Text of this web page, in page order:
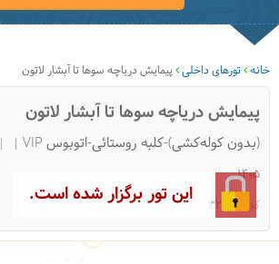
خانه تورهای داخلی پیمایش دریاچه سوها تا آبشار لاتون
پیمایش دریاچه سوها تا آبشار لاتون
(بدون کوله‌کشی)-کلبه روستائی-اتوبوس VIP
1405
کد: 32807
این تور برگزار شده است.